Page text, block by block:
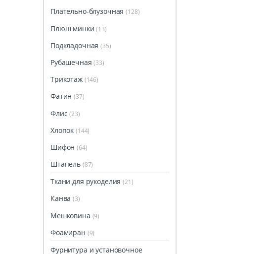
Плательно-блузочная(128)
Плюш минки(13)
Подкладочная(35)
Рубашечная(33)
Трикотаж (146)
Фатин(37)
Флис(23)
Хлопок(144)
Шифон(64)
Штапель (87)
Ткани для рукоделия(21)
Канва(3)
Мешковина (9)
Фоамиран (9)
Фурнитура и установочное